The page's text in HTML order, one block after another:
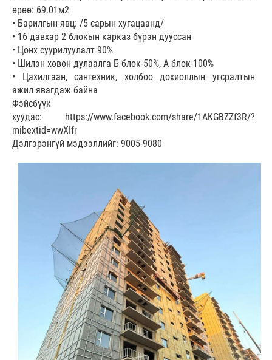
өрөө: 69.01м2
• Барилгын явц: /5 сарын хугацаанд/
• 16 давхар 2 блокын карказ бүрэн дууссан
• Цонх суурилуулалт 90%
• Шилэн хөвөн дулаалга Б блок-50%, А блок-100%
• Цахилгаан, сантехник, холбоо дохиоллын угсралтын
ажил явагдаж байна
Фэйсбүүк
хуудас: https://www.facebook.com/share/1AKGBZZf3R/?
mibextid=wwXIfr
Дэлгэрэнгүй мэдээллийг: 9005-9080